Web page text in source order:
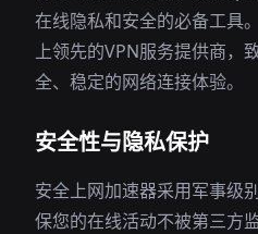
在线隐私和安全的必备工具
上领先的VPN服务提供商，
全、稳定的网络连接体验。
安全性与隐私保护
安全上网加速器采用军事级
保您的在线活动不被第三方